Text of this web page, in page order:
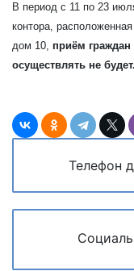
В период с 11 по 23
контора,
дом 10, приём
осуществлять не будет.
Телефон